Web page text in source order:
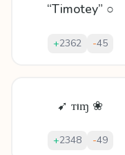
“Timotey” ○
+2362 -45
➹ ᴛıɱ ❀
+2348 -49